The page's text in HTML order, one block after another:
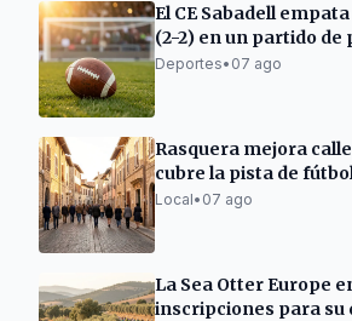
El CE Sabadell
(2-2) en un partido
Deportes• 07 ago
Rasquera mejora
cubre la pista de
Local• 07 ago
La Sea Otter Europe
inscripciones para su